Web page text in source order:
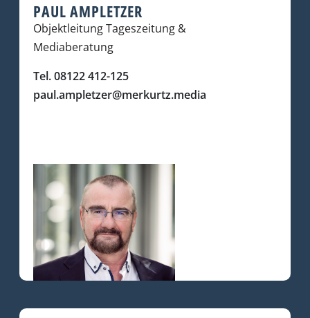
PAUL AMPLETZER
Objektleitung Tageszeitung &
Mediaberatung
Tel. 08122 412-125
paul.ampletzer@merkurtz.media